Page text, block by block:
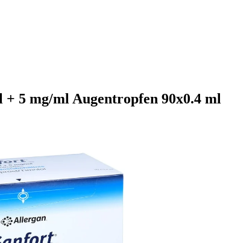
5 mg/ml Augentropfen 90x0.4 ml